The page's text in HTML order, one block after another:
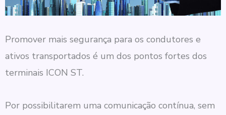
Promover mais segurança para os condutores e
ativos transportados é um dos pontos fortes dos
terminais ICON ST.
Por possibilitarem uma comunicação contínua, sem